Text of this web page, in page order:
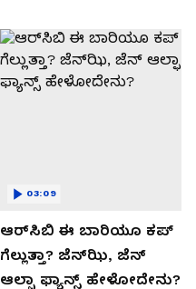
ಆರ್‌ಸಿಬಿ ಈ ಬಾರಿಯೂ ಕಪ್‌
ಗೆಲ್ಲುತ್ತಾ? ಜೆನ್‌ಝಿ, ಜೆನ್‌
ಆಲ್ಫಾ ಫ್ಯಾನ್ಸ್ ಹೇಳೋದೇನು?
03:09